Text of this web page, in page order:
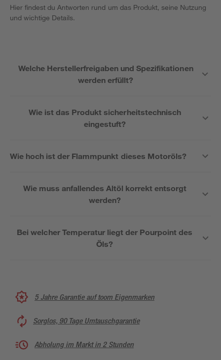
Hier findest du Antworten rund um das Produkt, seine Nutzung
und wichtige Details.
Welche Herstellerfreigaben und Spezifikationen
werden erfüllt?
Wie ist das Produkt sicherheitstechnisch
eingestuft?
Wie hoch ist der Flammpunkt dieses Motoröls?
Wie muss anfallendes Altöl korrekt entsorgt
werden?
Bei welcher Temperatur liegt der Pourpoint des
Öls?
5 Jahre Garantie auf toom Eigenmarken
Sorglos, 90 Tage Umtauschgarantie
Abholung im Markt in 2 Stunden